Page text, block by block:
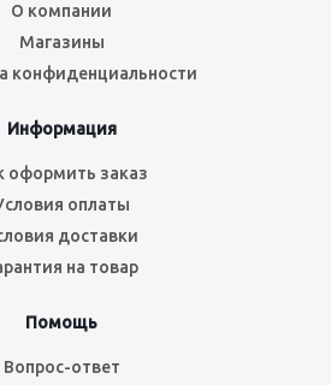
О компании
Магазины
конфиденциальности
Информация
оформить заказ
оплаты
доставки
на товар
Помощь
Вопрос-ответ